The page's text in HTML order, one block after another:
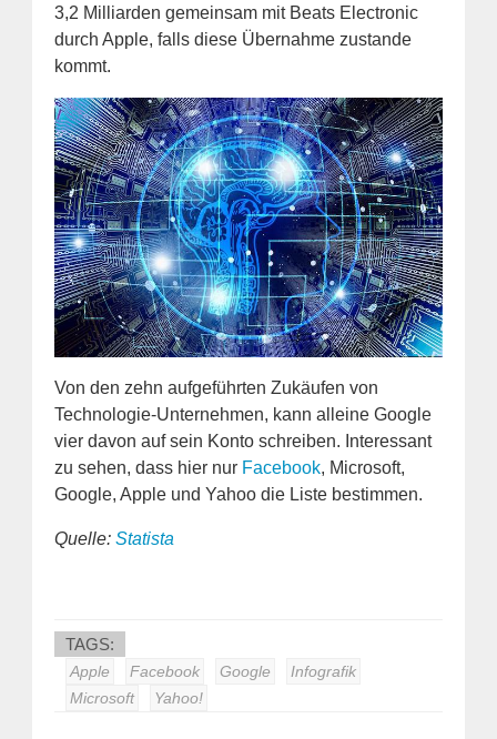
3,2 Milliarden gemeinsam mit Beats Electronic
durch Apple, falls diese Übernahme zustande
kommt.
Von den zehn aufgeführten Zukäufen von
Technologie-Unternehmen, kann alleine Google
vier davon auf sein Konto schreiben. Interessant
zu sehen, dass hier nur Facebook, Microsoft,
Google, Apple und Yahoo die Liste bestimmen.
Quelle: Statista
TAGS:
Apple Facebook Google
Infografik
Microsoft
Yahoo!